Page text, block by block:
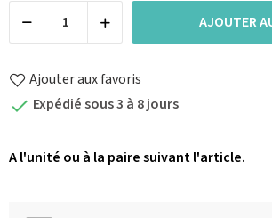
AJOUTER
Ajouter aux favoris
 Expédié sous 3 à 8 jours
A l'unité ou à la paire suivant l'article.